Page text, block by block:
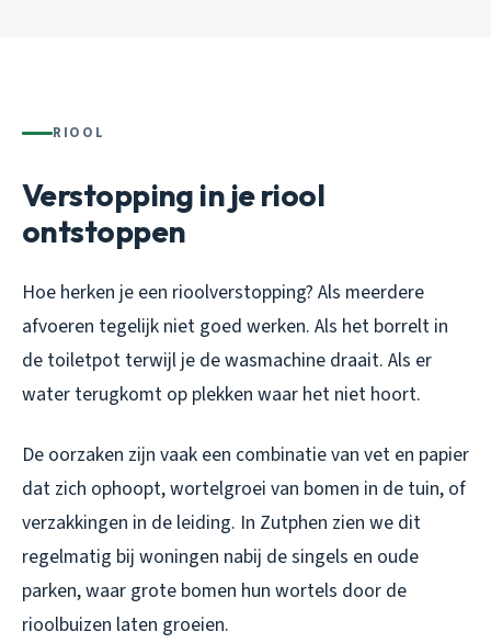
RIOOL
Verstopping in je riool
ontstoppen
Hoe herken je een rioolverstopping? Als meerdere
afvoeren tegelijk niet goed werken. Als het borrelt in
de toiletpot terwijl je de wasmachine draait. Als er
water terugkomt op plekken waar het niet hoort.
De oorzaken zijn vaak een combinatie van vet en papier
dat zich ophoopt, wortelgroei van bomen in de tuin, of
verzakkingen in de leiding. In Zutphen zien we dit
regelmatig bij woningen nabij de singels en oude
parken, waar grote bomen hun wortels door de
rioolbuizen laten groeien.